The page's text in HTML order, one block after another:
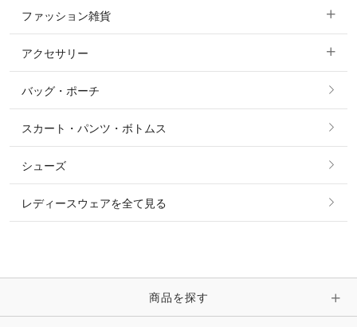
ニット・セーター
シャツ・ブラウス・ワンピース
ショージャケット
ショーシャツ
ファッション雑貨
すべてのファッション雑貨
ソックス
ベルト
時計・財布・キーケース・革小物
アクセサリー
すべてのアクセサリー
リング
ピアス・イヤリング
ピン・ブローチ・コサージュ
バッグ・ポーチ
スカート・パンツ・ボトムス
シューズ
レディースウェアを全て見る
商品を探す